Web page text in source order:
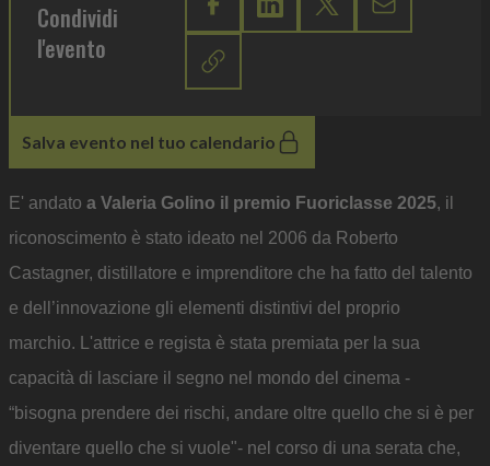
Condividi
l'evento
Salva evento nel tuo calendario
E' andato a Valeria Golino il premio Fuoriclasse 2025, il
riconoscimento è stato ideato nel 2006 da Roberto
Castagner, distillatore e imprenditore che ha fatto del talento
e dell’innovazione gli elementi distintivi del proprio
marchio. L'attrice e regista è stata premiata per la sua
capacità di lasciare il segno nel mondo del cinema -
“bisogna prendere dei rischi, andare oltre quello che si è per
diventare quello che si vuole"- nel corso di una serata che,